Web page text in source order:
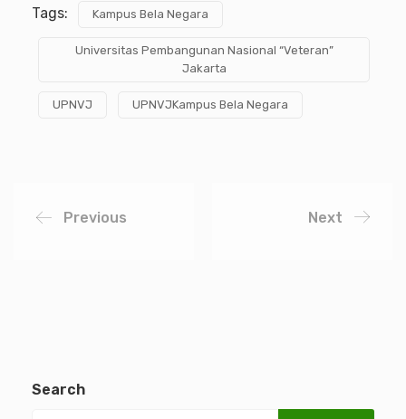
Tags: Kampus Bela Negara
Universitas Pembangunan Nasional “Veteran”
Jakarta
UPNVJ UPNVJKampus Bela Negara
Previous Next
Search